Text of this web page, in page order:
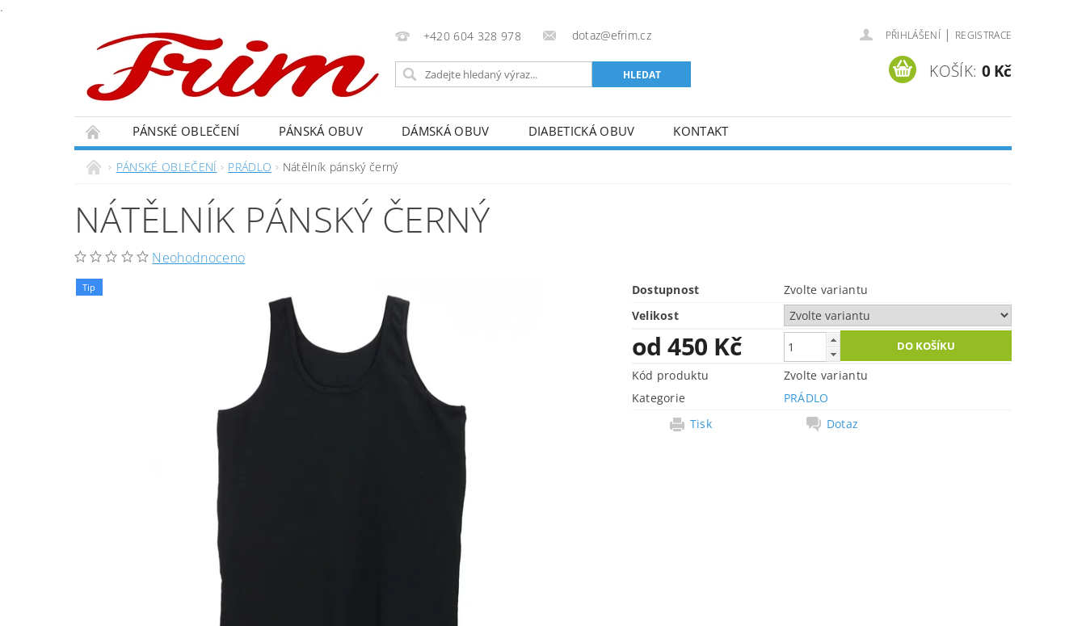
.
+420 604 328 978 dotaz@efrim.cz PŘIHLÁŠENÍ | REGISTRACE
KOŠÍK: 0 Kč
PÁNSKÉ OBLEČENÍ PÁNSKÁ OBUV DÁMSKÁ OBUV DIABETICKÁ OBUV KONTAKT
PÁNSKÉ OBLEČENÍ PRÁDLO Nátělník pánský černý
NÁTĚLNÍK PÁNSKÝ ČERNÝ
Neohodnoceno
Tip Dostupnost
Zvolte variantu
Velikost
od 450 Kč
Kód produktu
Zvolte variantu
Kategorie
PRÁDLO
Tisk
Dotaz